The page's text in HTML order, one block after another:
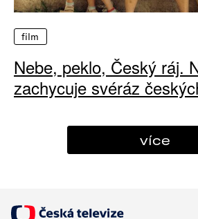
film
Nebe, peklo, Český ráj.
zachycuje svéráz
více